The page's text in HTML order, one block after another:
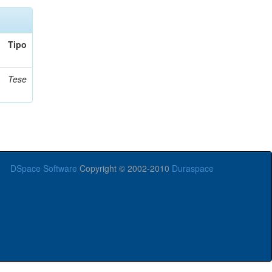
Tipo
Tese
DSpace Software Copyright © 2002-2010 Duraspace